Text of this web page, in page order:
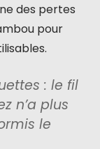
des pertes
pour
: le fil
n’a plus
le